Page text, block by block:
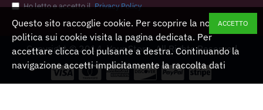
Ho letto e accetto ilPrivacy Policy
Copyright © 2014, Your Store, All Rights Reserved
ACCETTO
Questo sito raccoglie cookie. Per scoprire la nostra
politica sui cookie visita la pagina dedicata. Per
accettare clicca col pulsante a destra. Continuando la
navigazione accetti implicitamente la raccolta dati